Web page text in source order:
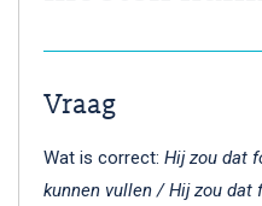
Vraag
Wat is correct: Hij zou dat
kunnen vullen / Hij zou